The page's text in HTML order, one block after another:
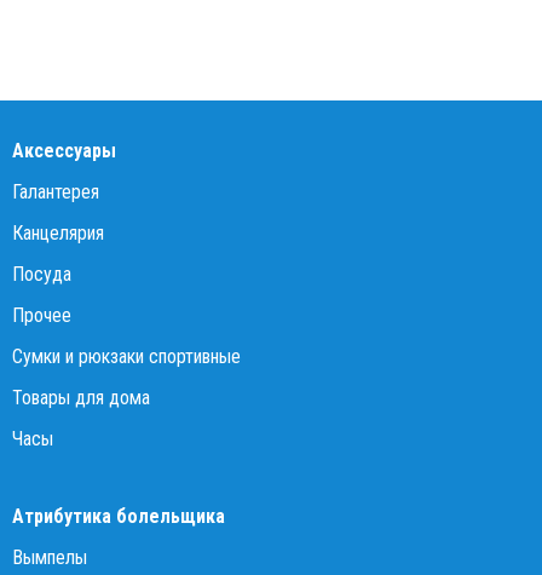
Аксессуары
Галантерея
Канцелярия
Посуда
Прочее
Сумки и рюкзаки спортивные
Товары для дома
Часы
Атрибутика болельщика
Вымпелы